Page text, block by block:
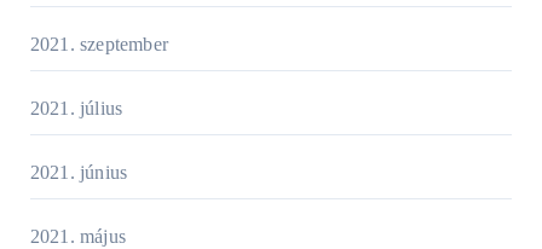
2021. szeptember
2021. július
2021. június
2021. május